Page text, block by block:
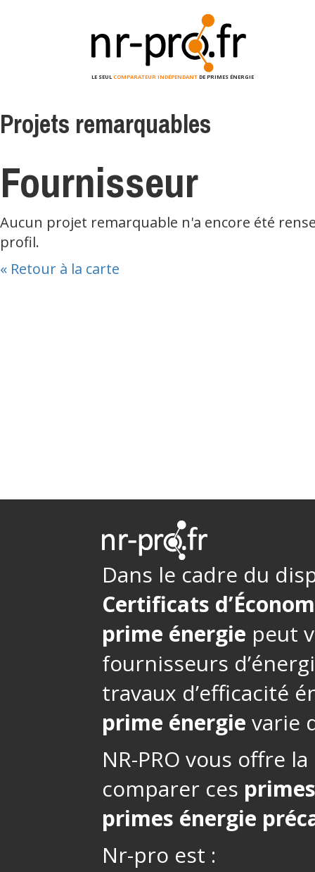
LE SEULCOMPARATEUR INDÉPENDANT DE PRIMES ÉNERGIE
Projets remarquables> Fournisseur
Projets remarquables
Fournisseur
Aucun projet remarquable n'a encore été
profil.
« Retour à la carte
Dans le cadre du
Certificats
prime énergie peut
fournisseurs
travaux d’efficacité
prime énergie varie
NR-PRO vous offre
comparer ces
primes énergie
Nr-pro est :